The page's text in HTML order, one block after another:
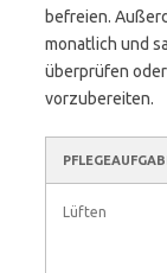
befreien.
monatlich und
überprüfen
vorzubereiten.
Lüften